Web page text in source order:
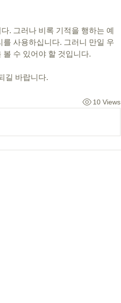
. 그러나 비록 기적을 행하는 예
사용하십니다. 그러니 만일 우
수 있어야 할 것입니다.
길 바랍니다.
10 Views